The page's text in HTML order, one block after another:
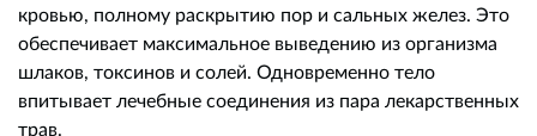
кровью, полному раскрытию пор и сальных желез. Это
обеспечивает максимальное выведению из организма
шлаков, токсинов и солей. Одновременно тело
впитывает лечебные соединения из пара лекарственных
трав.